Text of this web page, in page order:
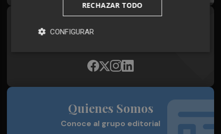
Síguenos en redes
Quienes Somos
Conoce al grupo editorial
RECHAZAR TODO
CONFIGURAR